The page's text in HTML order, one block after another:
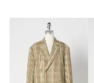
洗濯表示
原産国